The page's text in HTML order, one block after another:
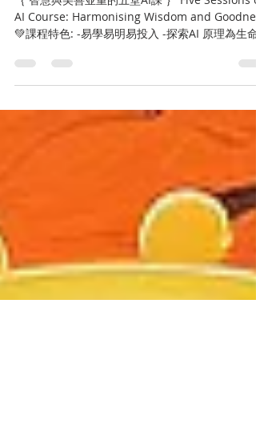
｛ 智慧與美善並重的五堂AI課
#第二屆第三屆
｛ 智慧與美善並重的五堂AI課 ｝ Five Sessions of
加溫度熱度 -從AI生成工具應用到融會貫通...